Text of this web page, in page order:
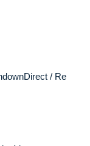
/ Re